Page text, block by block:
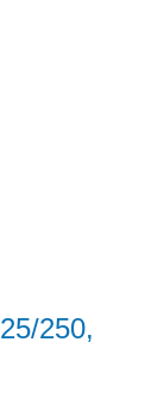
250,